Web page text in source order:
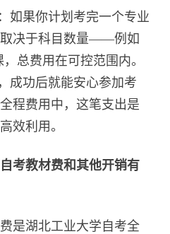
果你计划考完一个专业
决于科目数量——例如
总费用在可控范围内。
成功后就能安心参加考
程费用中，这笔支出是
效利用。
考教材费和其他开销有
湖北工业大学自考全